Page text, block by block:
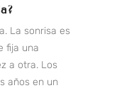
La sonrisa es
fija una
a otra. Los
años en un